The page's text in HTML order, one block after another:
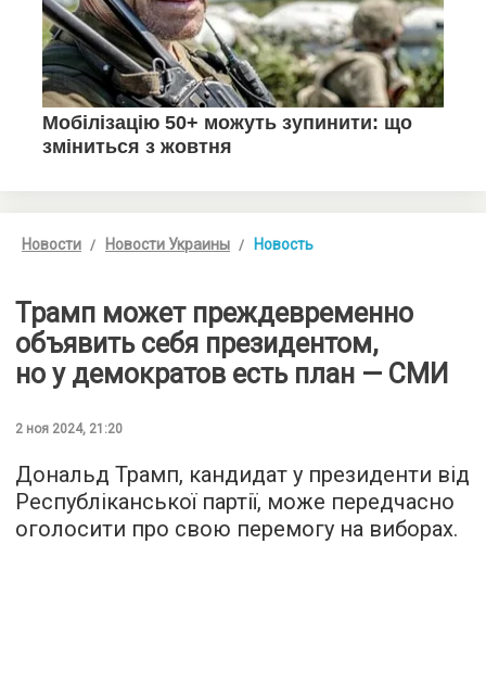
Новости Новости Украины Новость
Трамп может преждевременно
объявить себя президентом,
но у демократов есть план — СМИ
2 ноя 2024, 21:20
Дональд Трамп, кандидат у президенти від
Республіканської партії, може передчасно
оголосити про свою перемогу на виборах.